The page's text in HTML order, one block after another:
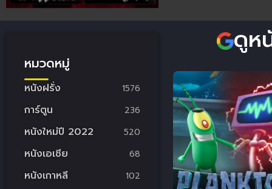
หมวดหมู่
หนังฝรั่ง 1576
การ์ตูน 236
หนังใหม่ปี 2022 520
หนังเอเชีย 68
หนังเกาหลี 102
ดู